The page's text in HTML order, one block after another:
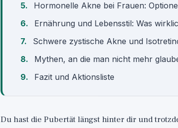
Hormonelle Akne bei Frauen:
Ernährung und Lebensstil: Was
Schwere zystische Akne und
Mythen, an die man nicht mehr
Fazit und Aktionsliste
Du hast die Pubertät längst hinter dir und